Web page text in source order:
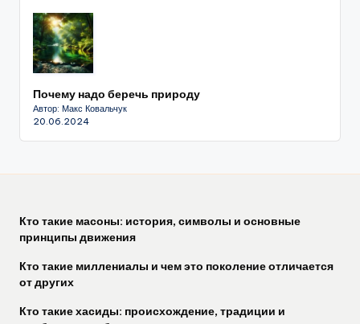
Почему надо беречь природу
Автор: Макс Ковальчук
20.06.2024
Кто такие масоны: история, символы и основные
принципы движения
Кто такие миллениалы и чем это поколение отличается
от других
Кто такие хасиды: происхождение, традиции и